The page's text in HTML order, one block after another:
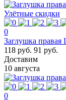
Улётные скидки
0
Заглушка правая
118 руб. 91 руб.
Доставим
10 августа
0